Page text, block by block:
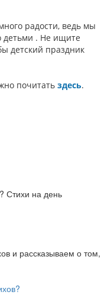
радости, ведь мы
детьми . Не ищите
детский праздник
почитать здесь.
Стихи на день
и рассказываем о том,